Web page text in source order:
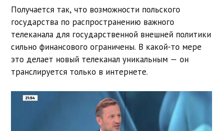
Получается так, что возможности польского
государства по распространению важного
телеканала для государственной внешней политики
сильно финансового ограничены. В какой-то мере
это делает новый телеканал уникальным — он
транслируется только в интернете.